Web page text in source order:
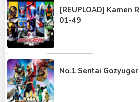
Kamen Rider Kuuga
Kamen Rider OOO
Kamen Rider Revice
Kamen Rider Saber
Kamen Rider Valkyrie
Kamen Rider Vulcan
[REUPLOAD] Kamen
01-49
No.1 Sentai